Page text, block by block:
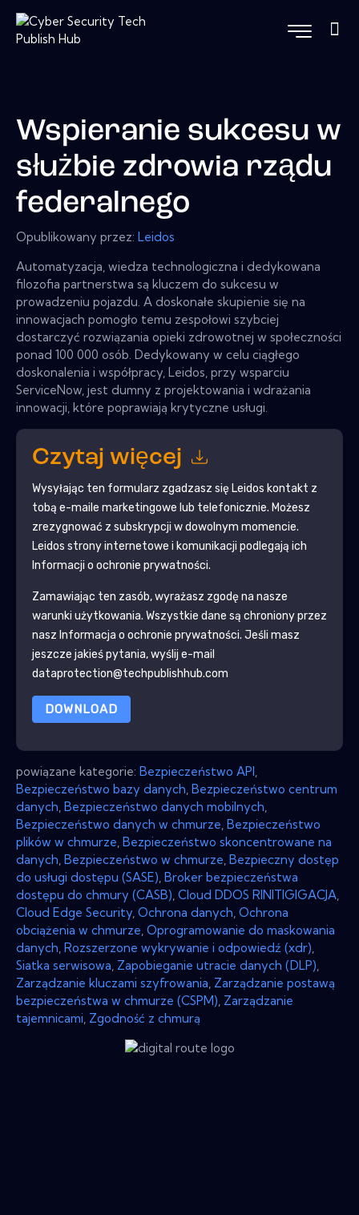
Wspieranie sukcesu w
służbie zdrowia rządu
federalnego
Opublikowany przez: Leidos
Automatyzacja, wiedza technologiczna i dedykowana
filozofia partnerstwa są kluczem do sukcesu w
prowadzeniu pojazdu. A doskonałe skupienie się na
innowacjach pomogło temu zespołowi szybciej
dostarczyć rozwiązania opieki zdrowotnej w społeczności
ponad 100 000 osób. Dedykowany w celu ciągłego
doskonalenia i współpracy, Leidos, przy wsparciu
ServiceNow, jest dumny z projektowania i wdrażania
innowacji, które poprawiają krytyczne usługi.
Czytaj więcej
Wysyłając ten formularz zgadzasz się Leidos kontakt z
tobą e-maile marketingowe lub telefonicznie. Możesz
zrezygnować z subskrypcji w dowolnym momencie.
Leidos strony internetowe i komunikacji podlegają ich
Informacji o ochronie prywatności.
Zamawiając ten zasób, wyrażasz zgodę na nasze
warunki użytkowania. Wszystkie dane są chroniony przez
nasz Informacja o ochronie prywatności. Jeśli masz
jeszcze jakieś pytania, wyślij e-mail
dataprotection@techpublishhub.com
DOWNLOAD
powiązane kategorie: Bezpieczeństwo API
Bezpieczeństwo bazy danych Bezpieczeństwo centrum
danych Bezpieczeństwo danych mobilnych
Bezpieczeństwo danych w chmurze Bezpieczeństwo
plików w chmurze Bezpieczeństwo skoncentrowane na
danych Bezpieczeństwo w chmurze Bezpieczny dostęp
do usługi dostępu (SASE) Broker bezpieczeństwa
dostępu do chmury (CASB) Cloud DDOS RINITIGIGACJA
Cloud Edge Security Ochrona danych Ochrona
obciążenia w chmurze Oprogramowanie do maskowania
danych Rozszerzone wykrywanie i odpowiedź (xdr)
Siatka serwisowa Zapobieganie utracie danych (DLP)
Zarządzanie kluczami szyfrowania Zarządzanie postawą
bezpieczeństwa w chmurze (CSPM) Zarządzanie
tajemnicami Zgodność z chmurą